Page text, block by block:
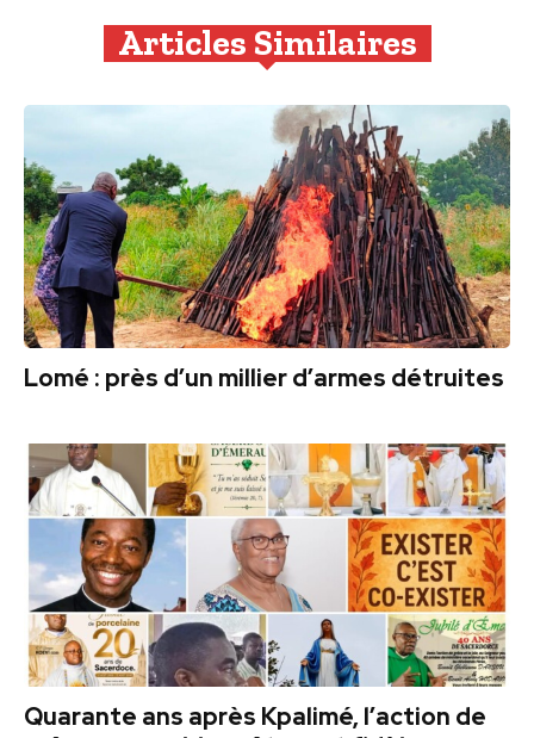
Articles Similaires
Lomé : près d’un millier d’armes détruites
Quarante ans après Kpalimé, l’action de